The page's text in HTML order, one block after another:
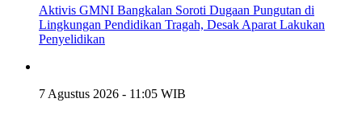
Aktivis GMNI Bangkalan Soroti Dugaan Pungutan di
Lingkungan Pendidikan Tragah, Desak Aparat Lakukan
Penyelidikan
7 Agustus 2026 - 11:05 WIB